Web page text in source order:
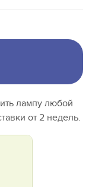
лампу любой
от 2 недель.